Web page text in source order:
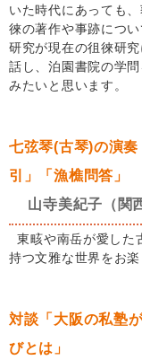
いた時代にあっても
徠の著作や事跡につ
研究が現在の徂徠研
話し、泊園書院の学
みたいと思います。
七弦琴(古琴)の演
引」「漁樵問答」
山寺美紀子（関
東畡や南岳が愛した
持つ文雅な世界をお楽
対談「大阪の私塾
びとは」